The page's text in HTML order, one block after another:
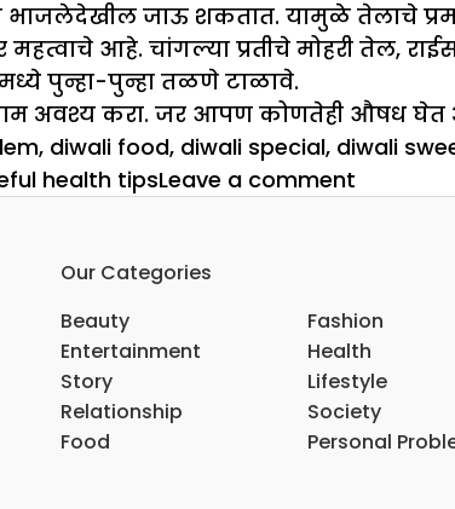
भाजलेदेखील जाऊ शकतात. यामुळे तेलाचे
आहे. चांगल्या प्रतीचे मोहरी तेल,
पुन्हा-पुन्हा तळणे टाळावे.
अवश्य करा. जर आपण कोणतेही औषध
, diwali food, diwali special, diwali
health tipsLeave a comment
काय
खावे
आणि
काय
खाऊ
Our Categories
Beauty
Entertainment
Story
Relationship
Food
Fashion
Health
Lifestyle
Society
Personal